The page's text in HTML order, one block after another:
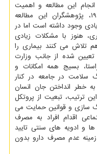
این مطالعه و اهمیت
فرهنگ سازی در مورد بیماری کووید-۱۹، پژوهشگران این مطالعه
وجود داشته است اما در
هنوز با مشکلات زیادی
تلاش می کنند بیماری را
تعیین شده از جانب وزارت
بسیج همه امکانات و
سلامت در جامعه در کنار
به خطر انداختن جان انسان
ترتیب، تبعیت از پروتکل
سازی و قوانین حمایت می
اقدام افراد به مصرف
و ادویه های سنتی تایید
عدم مصرف دارو بدون